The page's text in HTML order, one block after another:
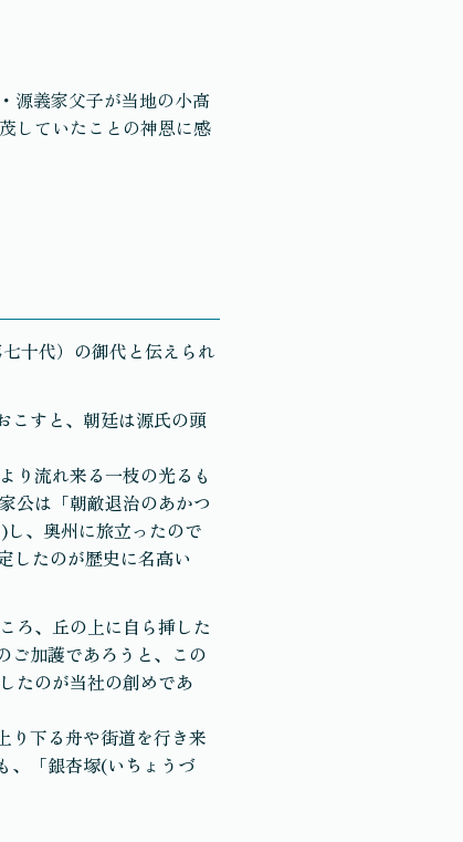
源義家父子が当地の小高
していたことの神恩に感
十代）の御代と伝えられ
こすと、朝廷は源氏の頭
り流れ来る一枝の光るも
公は「朝敵退治のあかつ
、奥州に旅立ったので
したのが歴史に名高い
ろ、丘の上に自ら挿した
ご加護であろうと、この
たのが当社の創めであ
り下る舟や街道を行き来
、「銀杏塚(いちょうづ